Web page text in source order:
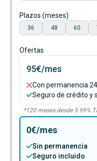
Plazos (meses)
36 48 60
Ofertas
95€/mes
Con permanencia
Seguro de crédito y
*120meses desde 5.99%
0€/mes
Sin permanencia
Seguro incluido